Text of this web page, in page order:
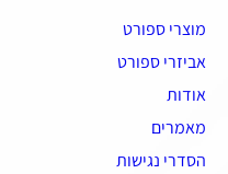
מוצרי ספורט
אביזרי ספורט
אודות
מאמרים
הסדרי נגישות